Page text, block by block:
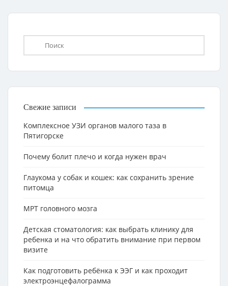
Свежие записи
Комплексное УЗИ органов малого таза в
Пятигорске
Почему болит плечо и когда нужен врач
Глаукома у собак и кошек: как сохранить зрение
питомца
МРТ головного мозга
Детская стоматология: как выбрать клинику для
ребенка и на что обратить внимание при первом
визите
Как подготовить ребёнка к ЭЭГ и как проходит
электроэнцефалограмма